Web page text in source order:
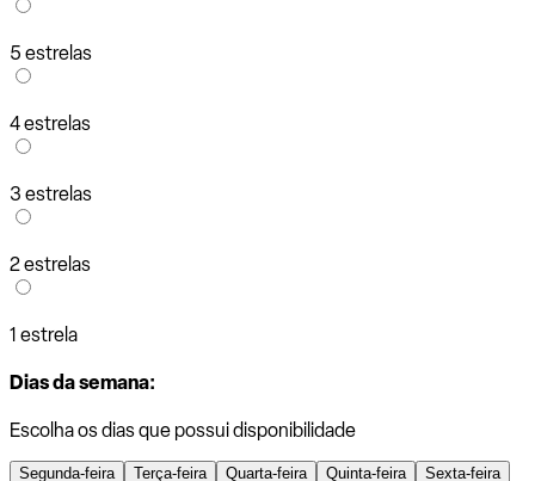
5 estrelas
4 estrelas
3 estrelas
2 estrelas
1 estrela
Dias da semana:
Escolha os dias que possui disponibilidade
Segunda-feira Terça-feira Quarta-feira Quinta-feira
Sexta-feira